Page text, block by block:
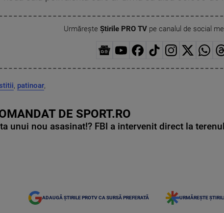
Urmărește Știrile PRO TVpe canalul de social
, patinoar,
DE SPORT.RO
unui nou asasinat!? FBI a intervenit direct la
ADAUGĂ ȘTIRILE PROTV CA SURSĂ PREFERATĂ URMĂREȘTE